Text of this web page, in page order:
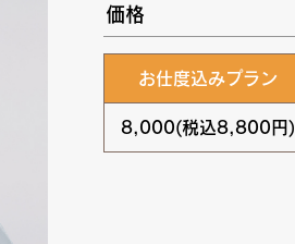
価格
お仕度込みプラン
8,000(税込8,800円)